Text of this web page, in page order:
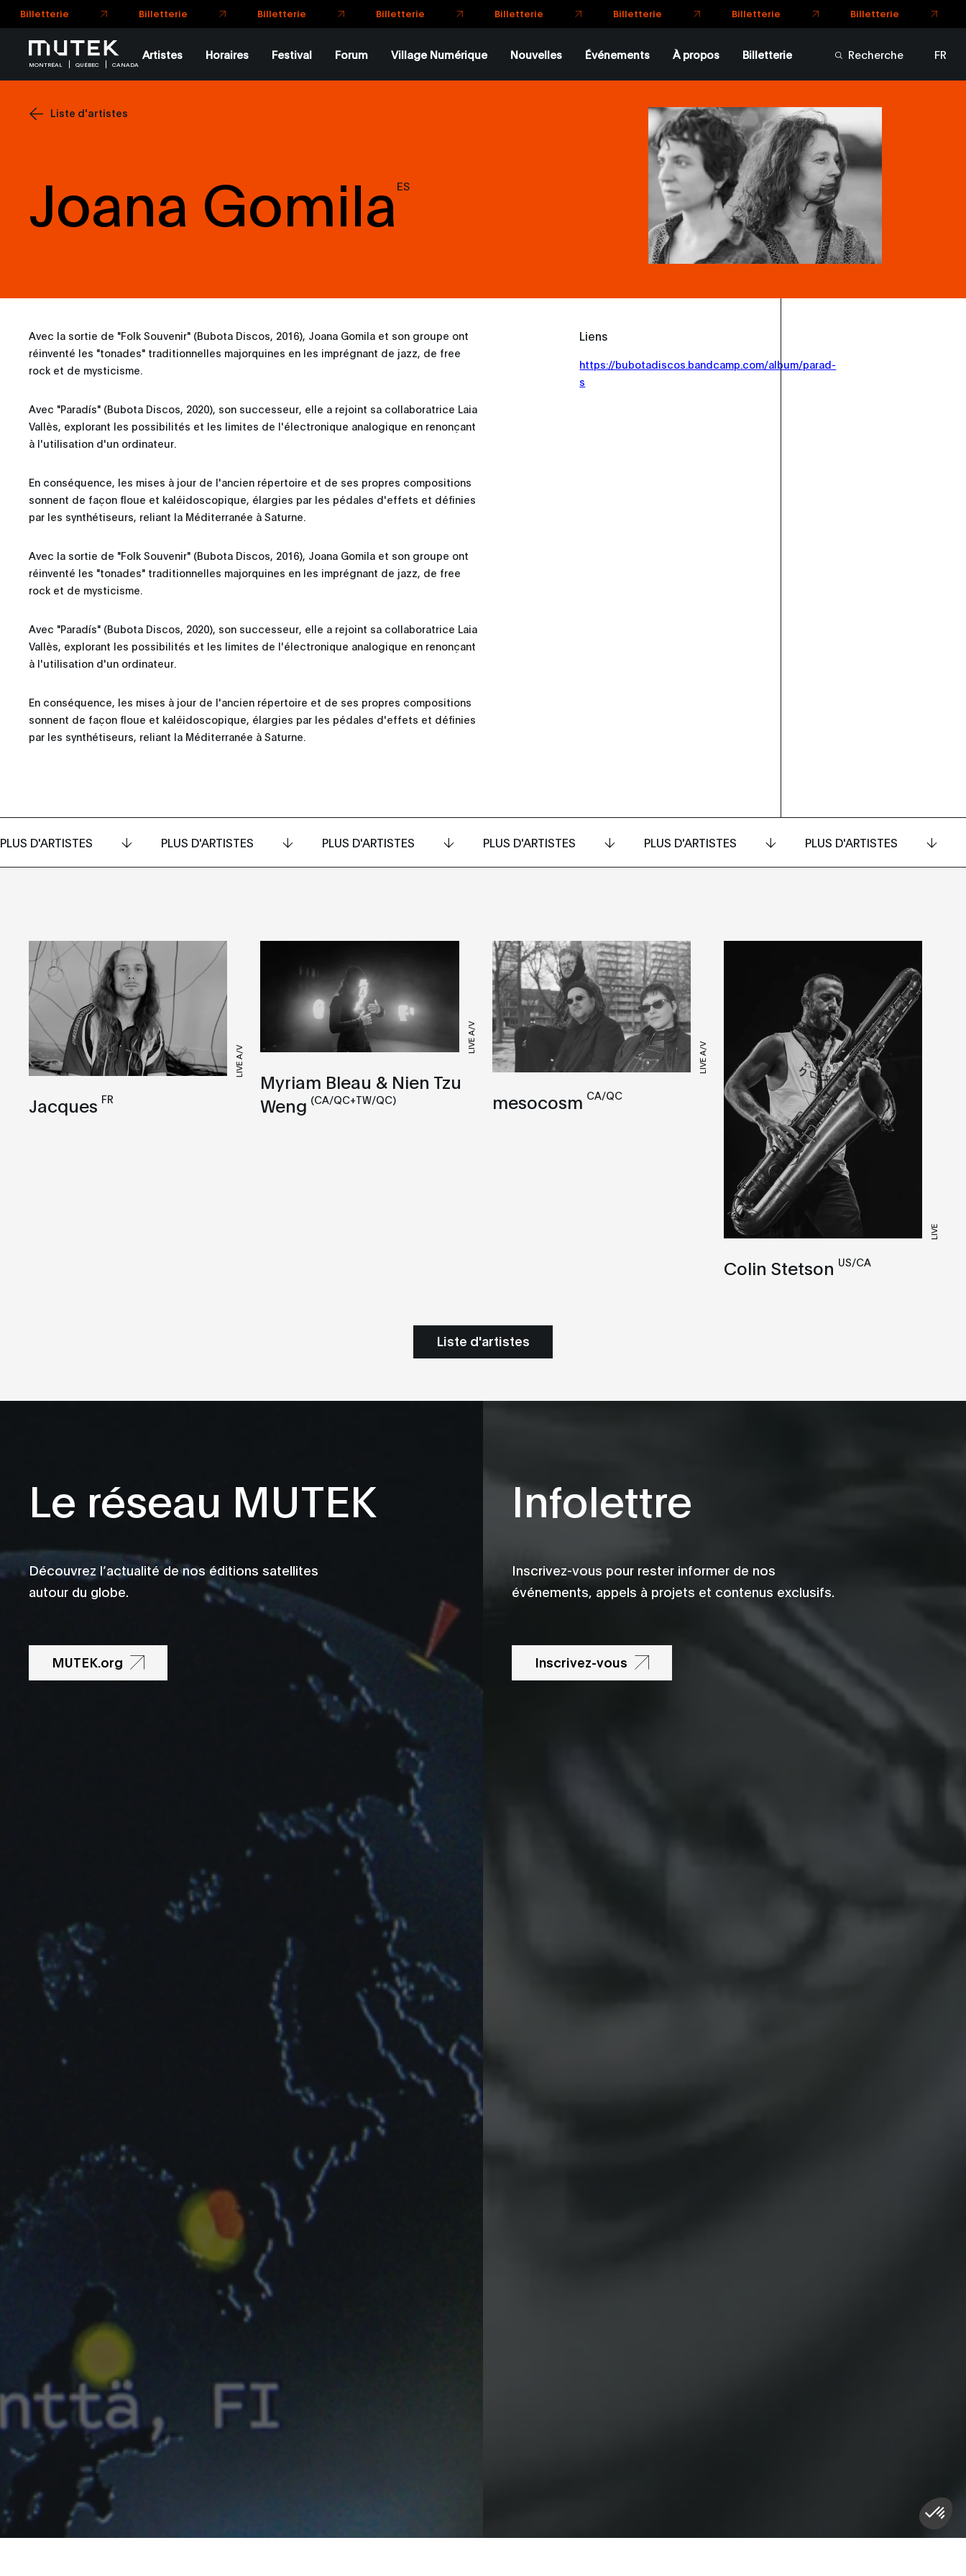
Billetterie Billetterie Billetterie
MONTRÉAL QUÉBEC CANADA
Artistes Horaires Festival Forum Village Numérique Nouvelles Événements À propos Billetterie Recherche FR
Liste d'artistes
Joana Gomila ES
Avec la sortie de "Folk Souvenir" (Bubota Discos, 2016), Joana Gomila et son groupe ont
réinventé les "tonades" traditionnelles majorquines en les imprégnant de jazz, de free
rock et de mysticisme.
Avec "Paradís" (Bubota Discos, 2020), son successeur, elle a rejoint sa collaboratrice Laia
Vallès, explorant les possibilités et les limites de l'électronique analogique en renonçant
à l'utilisation d'un ordinateur.
En conséquence, les mises à jour de l'ancien répertoire et de ses propres compositions
sonnent de façon floue et kaléidoscopique, élargies par les pédales d'effets et définies
par les synthétiseurs, reliant la Méditerranée à Saturne.
Avec la sortie de "Folk Souvenir" (Bubota Discos, 2016), Joana Gomila et son groupe ont
réinventé les "tonades" traditionnelles majorquines en les imprégnant de jazz, de free
rock et de mysticisme.
Avec "Paradís" (Bubota Discos, 2020), son successeur, elle a rejoint sa collaboratrice Laia
Vallès, explorant les possibilités et les limites de l'électronique analogique en renonçant
à l'utilisation d'un ordinateur.
En conséquence, les mises à jour de l'ancien répertoire et de ses propres compositions
sonnent de façon floue et kaléidoscopique, élargies par les pédales d'effets et définies
par les synthétiseurs, reliant la Méditerranée à Saturne.
Liens
https://bubotadiscos.bandcamp.com/album/parad-
s
PLUS D'ARTISTES PLUS D'ARTISTES PLUS D'ARTISTES PLUS D'ARTISTES PLUS D'ARTISTES PLUS D'ARTISTES
LIVE A/V
Jacques FR
LIVE A/V
Myriam Bleau & Nien Tzu
Weng (CA/QC+TW/QC)
LIVE A/V
mesocosm CA/QC
LIVE
Colin Stetson US/CA
Liste d'artistes
Le réseau MUTEK
Découvrez l’actualité de nos éditions satellites
autour du globe.
MUTEK.org
Infolettre
Inscrivez-vous pour rester informer de nos
événements, appels à projets et contenus exclusifs.
Inscrivez-vous